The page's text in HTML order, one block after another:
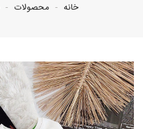
خانه محصولات